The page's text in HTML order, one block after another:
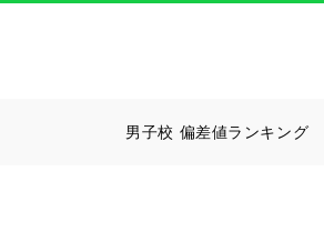
男子校 偏差値ランキング